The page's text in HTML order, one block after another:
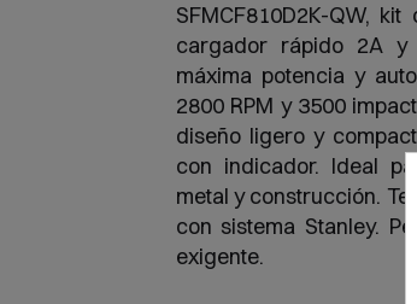
SFMCF810D2K-QW,
cargador rápido 2A y
máxima potencia y
2800 RPM y 3500
diseño ligero y
con indicador. Ideal
metal y construcción.
con sistema Stanley.
exigente.